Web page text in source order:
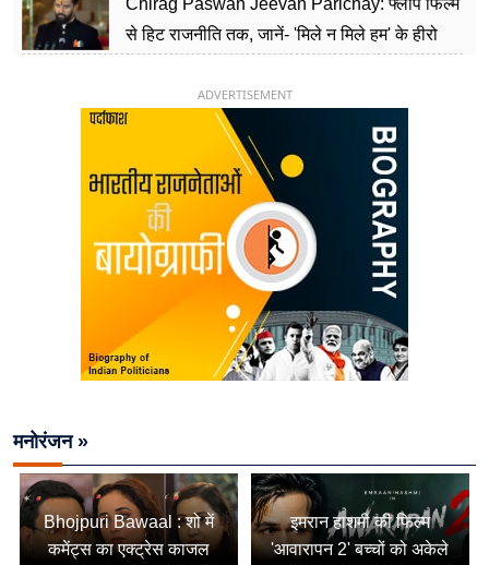
Chirag Paswan Jeevan Parichay: फ्लॉप फिल्म
से हिट राजनीति तक, जानें- 'मिले न मिले हम' के हीरो
ADVERTISEMENT
मनोरंजन »
Bhojpuri Bawaal : शो में
कमेंट्स का एक्ट्रेस काजल
इमरान हाशमी की फिल्म
'आवारापन 2' बच्चों को अकेले